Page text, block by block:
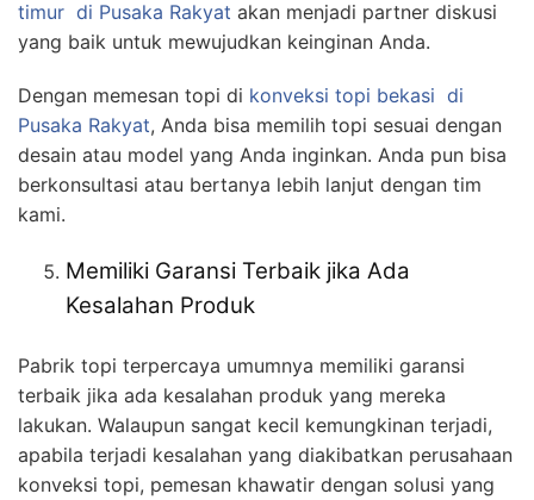
timur di Pusaka Rakyat akan menjadi partner diskusi
yang baik untuk mewujudkan keinginan Anda.
Dengan memesan topi di konveksi topi bekasi di
Pusaka Rakyat, Anda bisa memilih topi sesuai dengan
desain atau model yang Anda inginkan. Anda pun bisa
berkonsultasi atau bertanya lebih lanjut dengan tim
kami.
Memiliki Garansi Terbaik jika Ada
Kesalahan Produk
Pabrik topi terpercaya umumnya memiliki garansi
terbaik jika ada kesalahan produk yang mereka
lakukan. Walaupun sangat kecil kemungkinan terjadi,
apabila terjadi kesalahan yang diakibatkan perusahaan
konveksi topi, pemesan khawatir dengan solusi yang